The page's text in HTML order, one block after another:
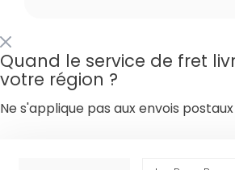
Quand le service de fret
votre région ?
Ne s'applique pas aux envois